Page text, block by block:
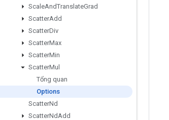
ScaleAndTranslateGrad
ScatterAdd
ScatterDiv
ScatterMax
ScatterMin
ScatterMul
Tổng quan
Options
ScatterNd
ScatterNdAdd